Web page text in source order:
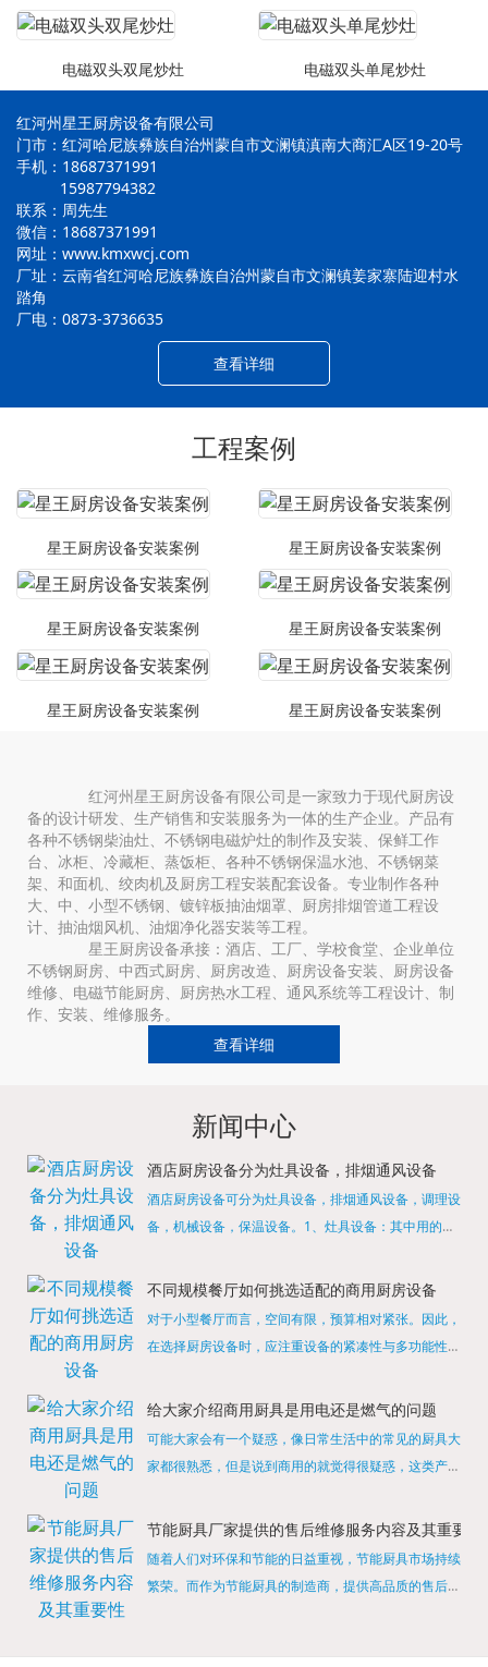
电磁双头双尾炒灶 电磁双头单尾炒灶
红河州星王厨房设备有限公司
门市：红河哈尼族彝族自治州蒙自市文澜镇滇南大商汇A区19-20号
手机：18687371991
15987794382
联系：周先生
微信：18687371991
网址：www.kmxwcj.com
厂址：云南省红河哈尼族彝族自治州蒙自市文澜镇姜家寨陆迎村水
踏角
厂电：0873-3736635
查看详细
工程案例
星王厨房设备安装案例 星王厨房设备安装案例
星王厨房设备安装案例 星王厨房设备安装案例
星王厨房设备安装案例 星王厨房设备安装案例
红河州星王厨房设备有限公司是一家致力于现代厨房设
备的设计研发、生产销售和安装服务为一体的生产企业。产品有
各种不锈钢柴油灶、不锈钢电磁炉灶的制作及安装、保鲜工作
台、冰柜、冷藏柜、蒸饭柜、各种不锈钢保温水池、不锈钢菜
架、和面机、绞肉机及厨房工程安装配套设备。专业制作各种
大、中、小型不锈钢、镀锌板抽油烟罩、厨房排烟管道工程设
计、抽油烟风机、油烟净化器安装等工程。
星王厨房设备承接：酒店、工厂、学校食堂、企业单位
不锈钢厨房、中西式厨房、厨房改造、厨房设备安装、厨房设备
维修、电磁节能厨房、厨房热水工程、通风系统等工程设计、制
作、安装、维修服务。
查看详细
新闻中心
酒店厨房设备分为灶具设备，排烟通风设备
酒店厨房设备可分为灶具设备，排烟通风设备，调理设
备，机械设备，保温设备。1、灶具设备：其中用的较
缺少的，经过相关检测证明的合格设备才能进行使用，
不同规模餐厅如何挑选适配的商用厨房设备
对于小型餐厅而言，空间有限，预算相对紧张。因此，
在选择厨房设备时，应注重设备的紧凑性与多功能性。
烹饪设备，既能节省空间，又能满足多样化的烹饪需
给大家介绍商用厨具是用电还是燃气的问题
可能大家会有一个疑惑，像日常生活中的常见的厨具大
家都很熟悉，但是说到商用的就觉得很疑惑，这类产品
店用的就是商用的吗?还真别说，真被大家猜对了，这
节能厨具厂家提供的售后维修服务内容及其重要性
随着人们对环保和节能的日益重视，节能厨具市场持续
繁荣。而作为节能厨具的制造商，提供高品质的售后维